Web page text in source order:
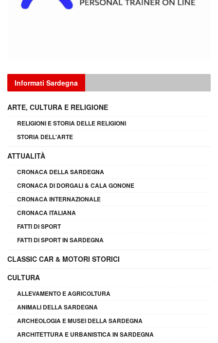
Informati Sardegna
ARTE, CULTURA E RELIGIONE
RELIGIONI E STORIA DELLE RELIGIONI
STORIA DELL'ARTE
ATTUALITÀ
CRONACA DELLA SARDEGNA
CRONACA DI DORGALI & CALA GONONE
CRONACA INTERNAZIONALE
CRONACA ITALIANA
FATTI DI SPORT
FATTI DI SPORT IN SARDEGNA
CLASSIC CAR & MOTORI STORICI
CULTURA
ALLEVAMENTO E AGRICOLTURA
ANIMALI DELLA SARDEGNA
ARCHEOLOGIA E MUSEI DELLA SARDEGNA
ARCHITETTURA E URBANISTICA IN SARDEGNA